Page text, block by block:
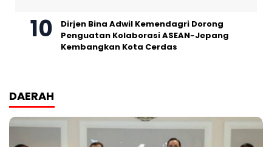
Dirjen Bina Adwil Kemendagri Dorong
Penguatan Kolaborasi ASEAN-Jepang
Kembangkan Kota Cerdas
DAERAH